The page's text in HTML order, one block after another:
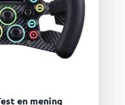
en mening